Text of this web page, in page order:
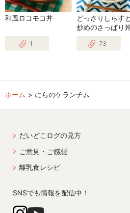
和風ロコモコ丼
1
どっさりしらす
炒めのさっぱり
73
ホーム にらのケランチム
だいどこログの見方
ご意見・ご感想
離乳食レシピ
SNSでも情報を配信中！